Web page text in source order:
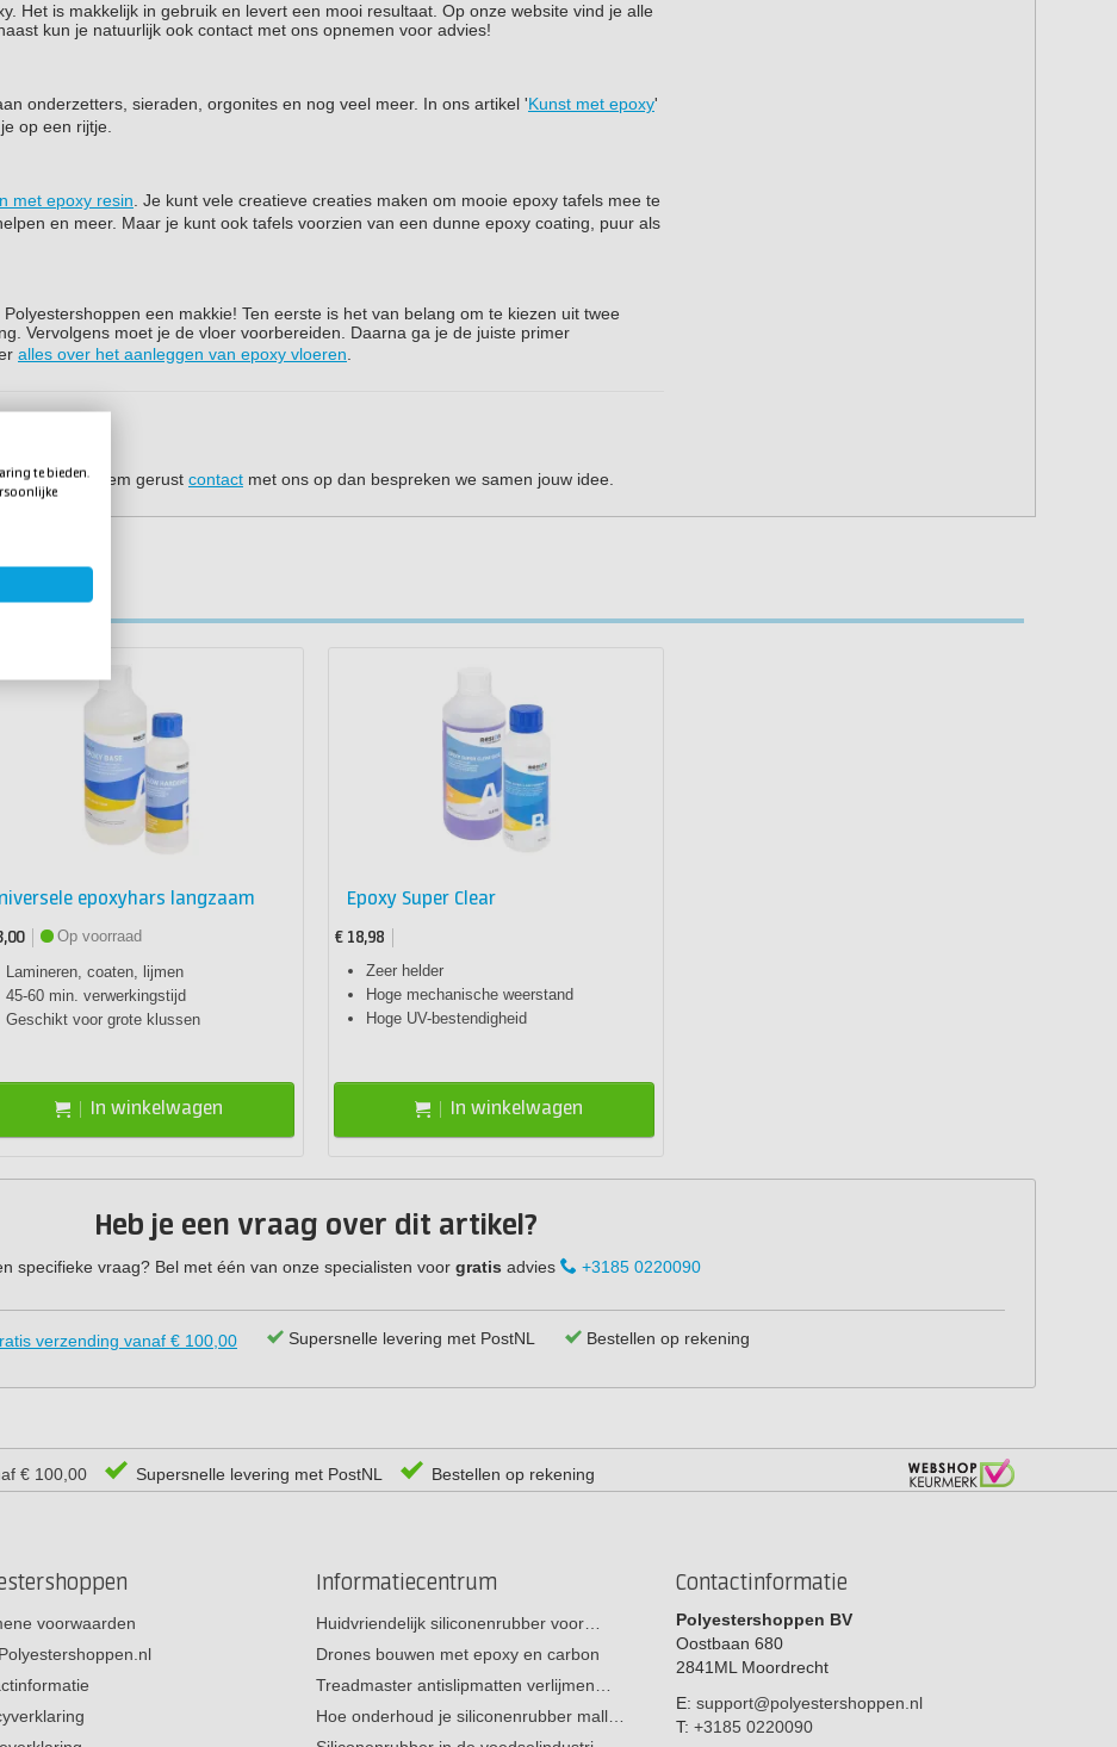
Het is makkelijk in gebruik en levert een mooi resultaat. Op onze website vind je alle
kun je natuurlijk ook contact met ons opnemen voor advies!
onderzetters, sieraden, orgonites en nog veel meer. In ons artikel 'Kunst met epoxy'
op een rijtje.
met epoxy resin . Je kunt vele creatieve creaties maken om mooie epoxy tafels mee te
en meer. Maar je kunt ook tafels voorzien van een dunne epoxy coating, puur als
een makkie! Ten eerste is het van belang om te kiezen uit twee
Vervolgens moet je de vloer voorbereiden. Daarna ga je de juiste primer
alles over het aanleggen van epoxy vloeren
gieten? Neem gerust contact met ons op dan bespreken we samen jouw idee.
epoxyhars langzaam
Op voorraad
Lamineren, coaten, lijmen
45-60 min. verwerkingstijd
Geschikt voor grote klussen
In winkelwagen
Epoxy Super Clear
€ 18,98
Zeer helder
Hoge mechanische weerstand
Hoge UV-bestendigheid
In winkelwagen
Heb je een vraag over dit artikel?
specifieke vraag? Bel met één van onze specialisten voor gratis advies +3185 0220090
verzending vanaf € 100,00 Supersnelle levering met PostNL Bestellen op rekening
€ 100,00 Supersnelle levering met PostNL Bestellen op rekening
voorwaarden
Informatiecentrum
Huidvriendelijk siliconenrubber voor…
Drones bouwen met epoxy en carbon
Treadmaster antislipmatten verlijmen…
Hoe onderhoud je siliconenrubber mall…
Contactinformatie
Polyestershoppen BV
Oostbaan 680
2841ML Moordrecht
E: support@polyestershoppen.nl
T: +3185 0220090
te bieden.